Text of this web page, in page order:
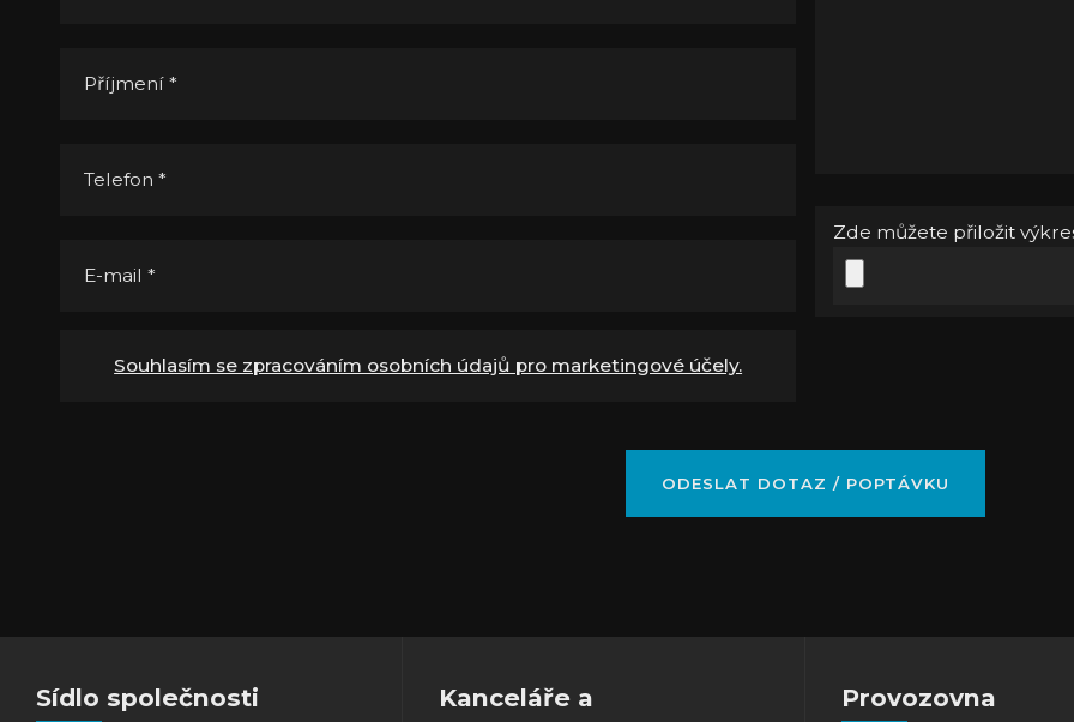
Příjmení *
Telefon *
E-mail *
Souhlasím se zpracováním osobních údajů pro marketingové účely.
Zde můžete přiložit
Sídlo společnosti
Kanceláře a
Provozovna